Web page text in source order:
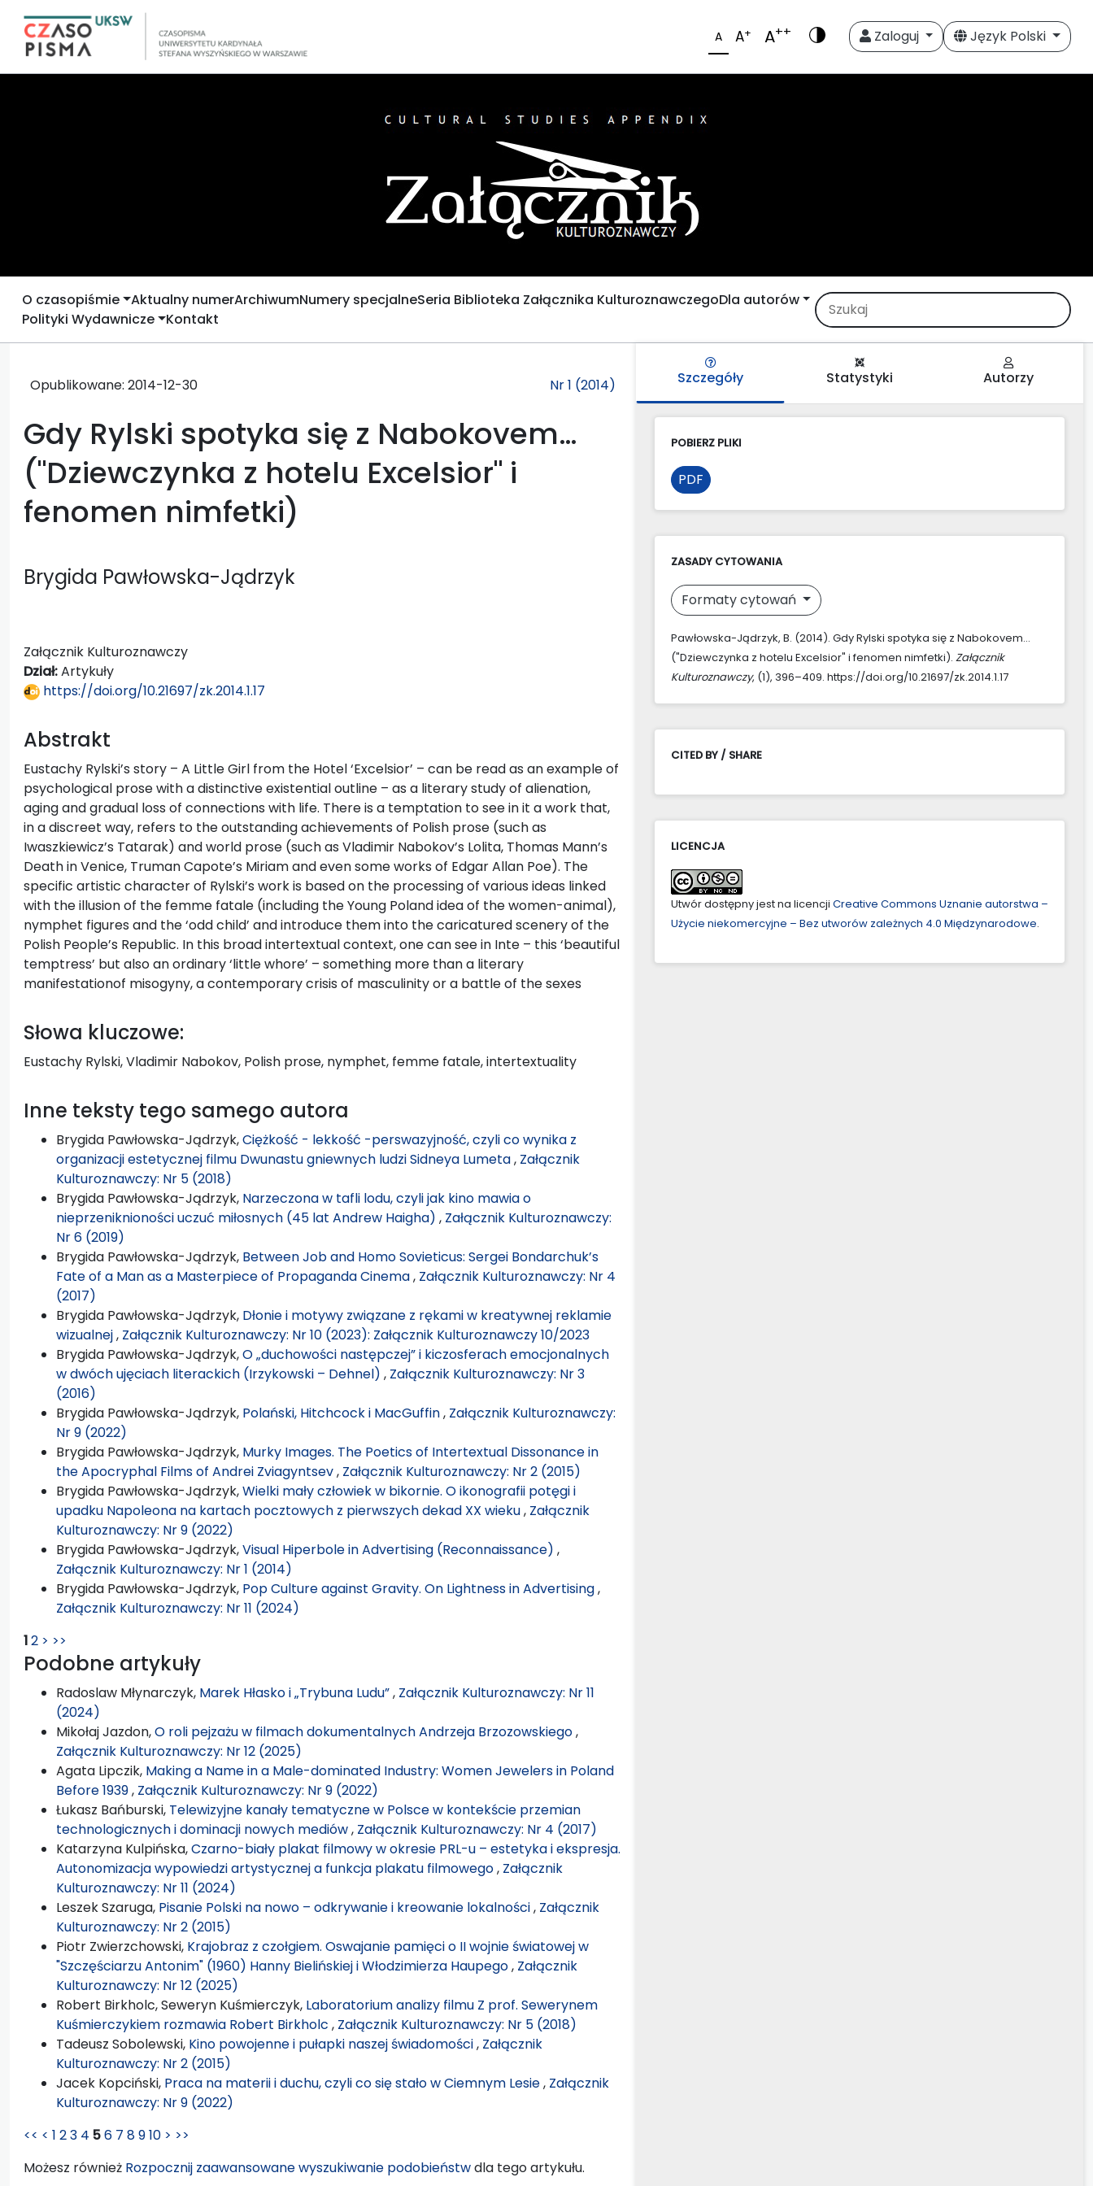
A A+ A++ Zaloguj Język Polski
O czasopiśmie Aktualny numerArchiwumNumery specjalneSeria Biblioteka Załącznika KulturoznawczegoDla autorów
Polityki Wydawnicze Kontakt
Opublikowane: 2014-12-30 Nr 1 (2014)
Gdy Rylski spotyka się z Nabokovem…
("Dziewczynka z hotelu Excelsior" i
fenomen nimfetki)
Brygida Pawłowska-Jądrzyk
Załącznik Kulturoznawczy
Dział:Artykuły
https://doi.org/10.21697/zk.2014.1.17
Abstrakt
Eustachy Rylski’s story – A Little Girl from the Hotel ‘Excelsior’ – can be read as an example of
psychological prose with a distinctive existential outline – as a literary study of alienation,
aging and gradual loss of connections with life. There is a temptation to see in it a work that,
in a discreet way, refers to the outstanding achievements of Polish prose (such as
Iwaszkiewicz’s Tatarak) and world prose (such as Vladimir Nabokov’s Lolita, Thomas Mann’s
Death in Venice, Truman Capote’s Miriam and even some works of Edgar Allan Poe). The
specific artistic character of Rylski’s work is based on the processing of various ideas linked
with the illusion of the femme fatale (including the Young Poland idea of the women-animal),
nymphet figures and the ‘odd child’ and introduce them into the caricatured scenery of the
Polish People’s Republic. In this broad intertextual context, one can see in Inte – this ‘beautiful
temptress’ but also an ordinary ‘little whore’ – something more than a literary
manifestationof misogyny, a contemporary crisis of masculinity or a battle of the sexes
Słowa kluczowe:
Eustachy Rylski, Vladimir Nabokov, Polish prose, nymphet, femme fatale, intertextuality
Inne teksty tego samego autora
Brygida Pawłowska-Jądrzyk,Ciężkość - lekkość -perswazyjność, czyli co wynika z
organizacji estetycznej filmu Dwunastu gniewnych ludzi Sidneya Lumeta, Załącznik
Kulturoznawczy: Nr 5 (2018)
Brygida Pawłowska-Jądrzyk, Narzeczona w tafli lodu, czyli jak kino mawia o
nieprzeniknioności uczuć miłosnych (45 lat Andrew Haigha) , Załącznik Kulturoznawczy:
Nr 6 (2019)
Brygida Pawłowska-Jądrzyk, Between Job and Homo Sovieticus: Sergei Bondarchuk’s
Fate of a Man as a Masterpiece of Propaganda Cinema, Załącznik Kulturoznawczy: Nr 4
(2017)
Brygida Pawłowska-Jądrzyk, Dłonie i motywy związane z rękami w kreatywnej reklamie
wizualnej, Załącznik Kulturoznawczy: Nr 10 (2023): Załącznik Kulturoznawczy 10/2023
Brygida Pawłowska-Jądrzyk,O „duchowości następczej” i kiczosferach emocjonalnych
w dwóch ujęciach literackich (Irzykowski – Dehnel) , Załącznik Kulturoznawczy: Nr 3
(2016)
Brygida Pawłowska-Jądrzyk, Polański, Hitchcock i MacGuffin, Załącznik Kulturoznawczy:
Nr 9 (2022)
Brygida Pawłowska-Jądrzyk, Murky Images. The Poetics of Intertextual Dissonance in
the Apocryphal Films of Andrei Zviagyntsev, Załącznik Kulturoznawczy: Nr 2 (2015)
Brygida Pawłowska-Jądrzyk,Wielki mały człowiek w bikornie. O ikonografii potęgi i
upadku Napoleona na kartach pocztowych z pierwszych dekad XX wieku, Załącznik
Kulturoznawczy: Nr 9 (2022)
Brygida Pawłowska-Jądrzyk,Visual Hiperbole in Advertising (Reconnaissance) ,
Załącznik Kulturoznawczy: Nr 1 (2014)
Brygida Pawłowska-Jądrzyk, Pop Culture against Gravity. On Lightness in Advertising,
Załącznik Kulturoznawczy: Nr 11 (2024)
12 > >>
Podobne artykuły
Radoslaw Młynarczyk, Marek Hłasko i „Trybuna Ludu”, Załącznik Kulturoznawczy: Nr 11
(2024)
Mikołaj Jazdon,O roli pejzażu w filmach dokumentalnych Andrzeja Brzozowskiego,
Załącznik Kulturoznawczy: Nr 12 (2025)
Agata Lipczik, Making a Name in a Male-dominated Industry: Women Jewelers in Poland
Before 1939, Załącznik Kulturoznawczy: Nr 9 (2022)
Łukasz Bańburski, Telewizyjne kanały tematyczne w Polsce w kontekście przemian
technologicznych i dominacji nowych mediów, Załącznik Kulturoznawczy: Nr 4 (2017)
Katarzyna Kulpińska,Czarno-biały plakat filmowy w okresie PRL-u – estetyka i ekspresja.
Autonomizacja wypowiedzi artystycznej a funkcja plakatu filmowego, Załącznik
Kulturoznawczy: Nr 11 (2024)
Leszek Szaruga, Pisanie Polski na nowo – odkrywanie i kreowanie lokalności, Załącznik
Kulturoznawczy: Nr 2 (2015)
Piotr Zwierzchowski, Krajobraz z czołgiem. Oswajanie pamięci o II wojnie światowej w
"Szczęściarzu Antonim" (1960) Hanny Bielińskiej i Włodzimierza Haupego, Załącznik
Kulturoznawczy: Nr 12 (2025)
Robert Birkholc, Seweryn Kuśmierczyk, Laboratorium analizy filmu Z prof. Sewerynem
Kuśmierczykiem rozmawia Robert Birkholc , Załącznik Kulturoznawczy: Nr 5 (2018)
Tadeusz Sobolewski, Kino powojenne i pułapki naszej świadomości, Załącznik
Kulturoznawczy: Nr 2 (2015)
Jacek Kopciński, Praca na materii i duchu, czyli co się stało w Ciemnym Lesie, Załącznik
Kulturoznawczy: Nr 9 (2022)
<< < 1 23 4 56 7 8910 > >>
Możesz również Rozpocznij zaawansowane wyszukiwanie podobieństwdla tego artykułu.
Szczegóły Statystyki Autorzy
POBIERZ PLIKI
PDF
ZASADY CYTOWANIA
Formaty cytowań
Pawłowska-Jądrzyk, B. (2014). Gdy Rylski spotyka się z Nabokovem…
("Dziewczynka z hotelu Excelsior" i fenomen nimfetki). Załącznik
Kulturoznawczy, (1), 396–409. https://doi.org/10.21697/zk.2014.1.17
CITED BY / SHARE
LICENCJA
Utwór dostępny jest na licencji Creative Commons Uznanie autorstwa –
Użycie niekomercyjne – Bez utworów zależnych 4.0 Międzynarodowe.